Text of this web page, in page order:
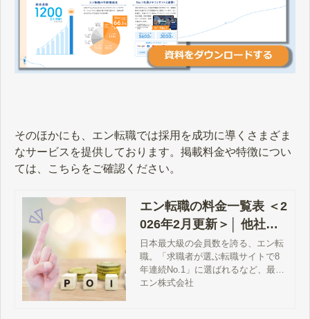
そのほかにも、エン転職では採用を成功に導くさまざま
なサービスを提供しております。掲載料金や特徴につい
ては、こちらをご確認ください。
エン転職の料金一覧表 ＜2
026年2月更新＞│ 他社と
の違い・採用事例まで徹
底解説
日本最大級の会員数を誇る、エン転
職。「求職者が選ぶ転職サイトで8
年連続No.1」に選ばれるなど、最も
注目度が高い求人サイトです。そん
エン株式会社